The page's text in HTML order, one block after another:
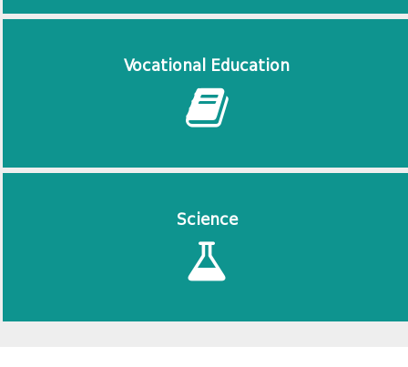
Vocational Education
Science